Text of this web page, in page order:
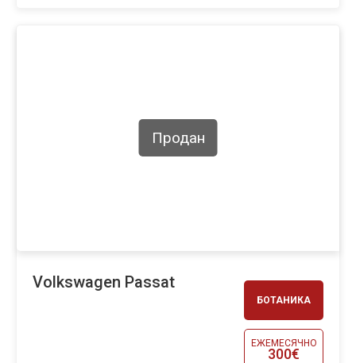
БОТАНИКА
ЕЖЕМЕСЯЧНО
300€
Продан
Volkswagen Passat